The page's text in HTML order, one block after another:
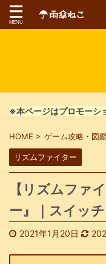
※本ページはプロモーシ
HOME > ゲーム攻略・図
リズムファイター
【リズムファ
ー』｜スイッチ
2021年1月20日